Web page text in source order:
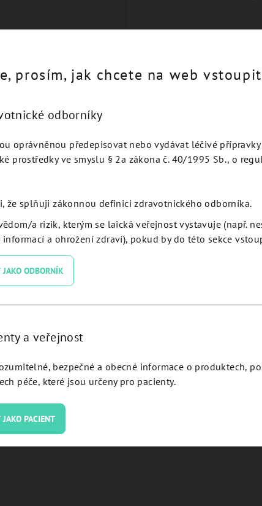
L 6 - IC50060,
4.3 L 8 - IC43080,
prosím, jak chcete na web vstoupit
odborníky
oprávněnou předepisovat nebo vydávat léčivé přípravky
prostředky ve smyslu § 2a zákona č. 40/1995 Sb., o
že splňuji zákonnou definici zdravotnického odborníka.
a rizik, kterým se laická veřejnost vystavuje (např.
a ohrožení zdraví), pokud by do této sekce
JAKO ODBORNÍK
a veřejnost
bezpečné a obecné informace o produktech,
péče, které jsou určeny pro pacienty.
PACIENT